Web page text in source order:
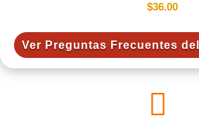
$36.00
Ver Preguntas Frecuentes
